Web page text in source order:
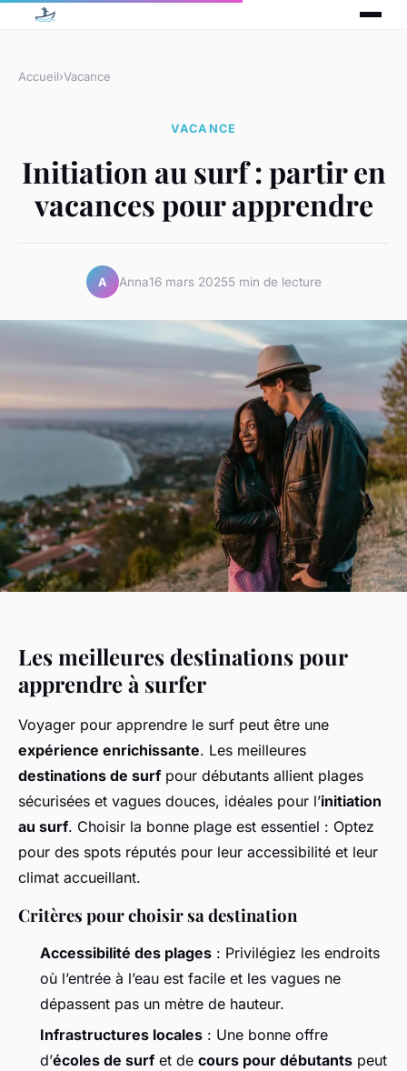
Accueil›Vacance
VACANCE
Initiation au surf : partir en
vacances pour apprendre
A Anna16 mars 20255 min de lecture
Les meilleures destinations pour
apprendre à surfer
Voyager pour apprendre le surf peut être une
expérience enrichissante. Les meilleures
destinations de surfpour débutants allient plages
sécurisées et vagues douces, idéales pour l’initiation
au surf. Choisir la bonne plage est essentiel : Optez
pour des spots réputés pour leur accessibilité et leur
climat accueillant.
Critères pour choisir sa destination
Accessibilité des plages : Privilégiez les endroits
où l’entrée à l’eau est facile et les vagues ne
dépassent pas un mètre de hauteur.
Infrastructures locales : Une bonne offre
d’écoles de surfet de cours pour débutants peut